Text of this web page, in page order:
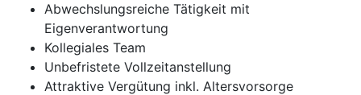
Abwechslungsreiche Tätigkeit mit
Eigenverantwortung
Kollegiales Team
Unbefristete Vollzeitanstellung
Attraktive Vergütung inkl. Altersvorsorge